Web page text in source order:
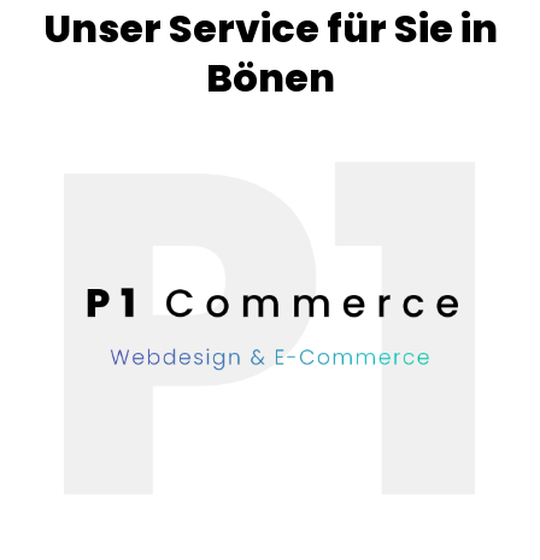
Unser Service für Sie in
Bönen